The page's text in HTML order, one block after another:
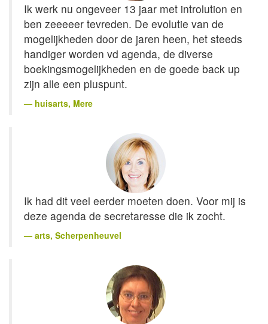
Ik werk nu ongeveer 13 jaar met introlution en
ben zeeeeer tevreden. De evolutie van de
mogelijkheden door de jaren heen, het steeds
handiger worden vd agenda, de diverse
boekingsmogelijkheden en de goede back up
zijn alle een pluspunt.
huisarts, Mere
Ik had dit veel eerder moeten doen. Voor mij is
deze agenda de secretaresse die ik zocht.
arts, Scherpenheuvel